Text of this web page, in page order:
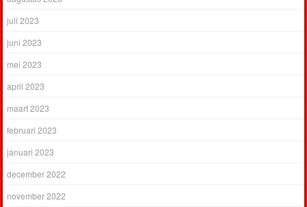
juli 2023
juni 2023
mei 2023
april 2023
maart 2023
februari 2023
januari 2023
december 2022
november 2022